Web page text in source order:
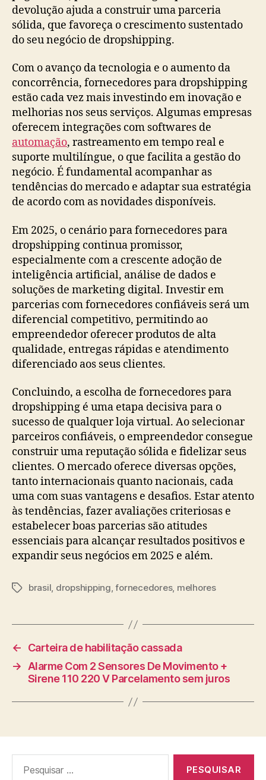
devolução ajuda a construir uma parceria
sólida, que favoreça o crescimento sustentado
do seu negócio de dropshipping.
Com o avanço da tecnologia e o aumento da
concorrência, fornecedores para dropshipping
estão cada vez mais investindo em inovação e
melhorias nos seus serviços. Algumas empresas
oferecem integrações com softwares de
automação, rastreamento em tempo real e
suporte multilíngue, o que facilita a gestão do
negócio. É fundamental acompanhar as
tendências do mercado e adaptar sua estratégia
de acordo com as novidades disponíveis.
Em 2025, o cenário para fornecedores para
dropshipping continua promissor,
especialmente com a crescente adoção de
inteligência artificial, análise de dados e
soluções de marketing digital. Investir em
parcerias com fornecedores confiáveis será um
diferencial competitivo, permitindo ao
empreendedor oferecer produtos de alta
qualidade, entregas rápidas e atendimento
diferenciado aos seus clientes.
Concluindo, a escolha de fornecedores para
dropshipping é uma etapa decisiva para o
sucesso de qualquer loja virtual. Ao selecionar
parceiros confiáveis, o empreendedor consegue
construir uma reputação sólida e fidelizar seus
clientes. O mercado oferece diversas opções,
tanto internacionais quanto nacionais, cada
uma com suas vantagens e desafios. Estar atento
às tendências, fazer avaliações criteriosas e
estabelecer boas parcerias são atitudes
essenciais para alcançar resultados positivos e
expandir seus negócios em 2025 e além.
Tagsbrasil, dropshipping,fornecedores, melhores
←
Carteira de habilitação cassada
→ Alarme Com 2 Sensores De Movimento +
Sirene 110 220 V Parcelamento sem juros
por: